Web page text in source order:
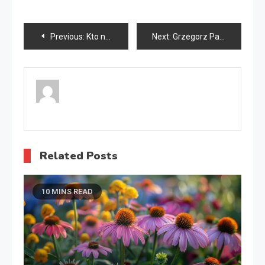
Nawigacja
wpisu
Previous: Kto naprawia okna plastikowe? Next: Grzegorz Pawluk najlepsze matki pszczele
Related Posts
10 MINS READ